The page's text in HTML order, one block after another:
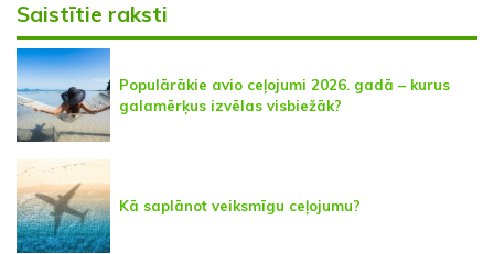
Saistītie raksti
Populārākie avio ceļojumi 2026. gadā – kurus
galamērķus izvēlas visbiežāk?
Kā saplānot veiksmīgu ceļojumu?